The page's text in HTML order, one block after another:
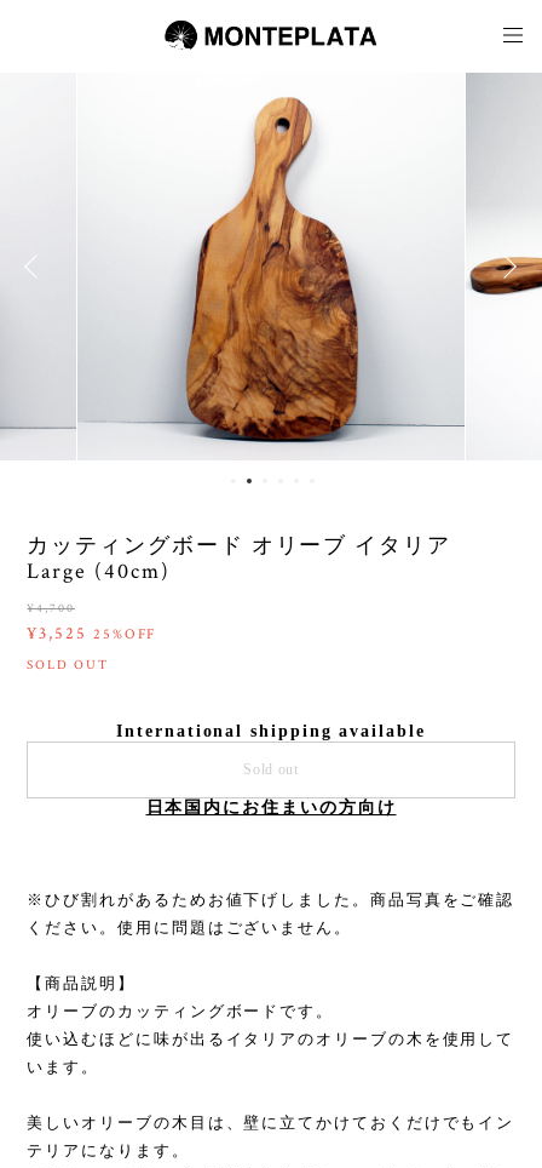
カッティングボード オリーブ イタリア
Large (40cm)
¥4,700
¥3,525 25%OFF
SOLD OUT
International shipping available
Sold out
日本国内にお住まいの方向け
※ひび割れがあるためお値下げしました。商品写真をご確認
ください。使用に問題はございません。
【商品説明】
オリーブのカッティングボードです。
使い込むほどに味が出るイタリアのオリーブの木を使用して
います。
美しいオリーブの木目は、壁に立てかけておくだけでもイン
テリアになります。